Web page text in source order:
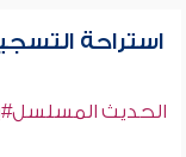
استراحة
الحديث